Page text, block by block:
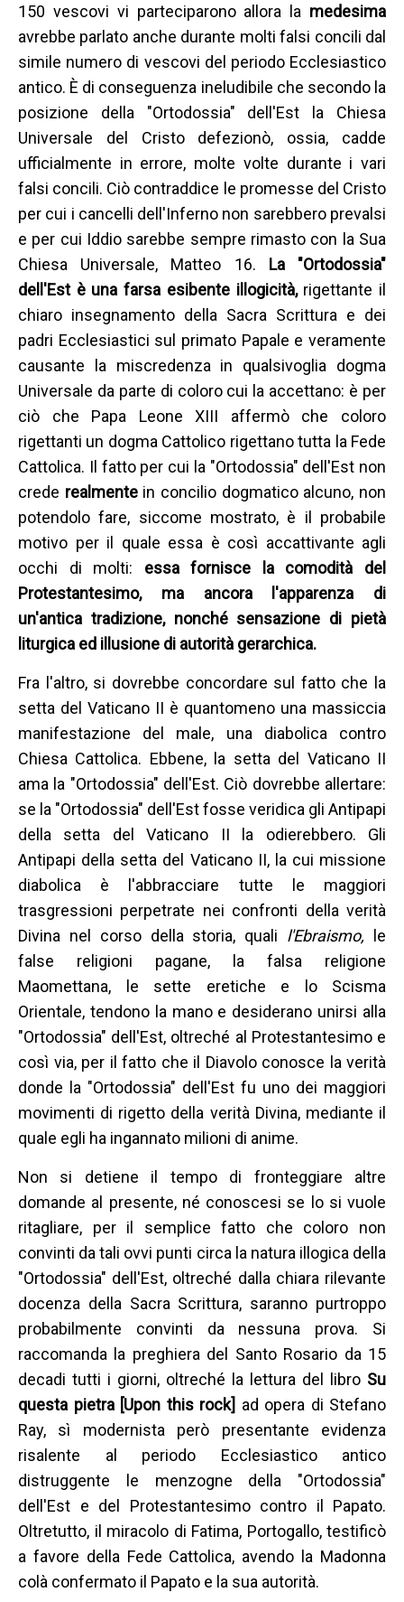
150 vescovi vi parteciparono allora la medesima
avrebbe parlato anche durante molti falsi concili dal
simile numero di vescovi del periodo Ecclesiastico
antico. È di conseguenza ineludibile che secondo la
posizione della "Ortodossia" dell'Est la Chiesa
Universale del Cristo defezionò, ossia, cadde
ufficialmente in errore, molte volte durante i vari
falsi concili. Ciò contraddice le promesse del Cristo
per cui i cancelli dell'Inferno non sarebbero prevalsi
e per cui Iddio sarebbe sempre rimasto con la Sua
Chiesa Universale, Matteo 16. La "Ortodossia"
dell'Est è una farsa esibente illogicità, rigettante il
chiaro insegnamento della Sacra Scrittura e dei
padri Ecclesiastici sul primato Papale e veramente
causante la miscredenza in qualsivoglia dogma
Universale da parte di coloro cui la accettano: è per
ciò che Papa Leone XIII affermò che coloro
rigettanti un dogma Cattolico rigettano tutta la Fede
Cattolica. Il fatto per cui la "Ortodossia" dell'Est non
crede realmente in concilio dogmatico alcuno, non
potendolo fare, siccome mostrato, è il probabile
motivo per il quale essa è così accattivante agli
occhi di molti: essa fornisce la comodità del
Protestantesimo, ma ancora l'apparenza di
un'antica tradizione, nonché sensazione di pietà
liturgica ed illusione di autorità gerarchica.
Fra l'altro, si dovrebbe concordare sul fatto che la
setta del Vaticano II è quantomeno una massiccia
manifestazione del male, una diabolica contro
Chiesa Cattolica. Ebbene, la setta del Vaticano II
ama la "Ortodossia" dell'Est. Ciò dovrebbe allertare:
se la "Ortodossia" dell'Est fosse veridica gli Antipapi
della setta del Vaticano II la odierebbero. Gli
Antipapi della setta del Vaticano II, la cui missione
diabolica è l'abbracciare tutte le maggiori
trasgressioni perpetrate nei confronti della verità
Divina nel corso della storia, quali l'Ebraismo, le
false religioni pagane, la falsa religione
Maomettana, le sette eretiche e lo Scisma
Orientale, tendono la mano e desiderano unirsi alla
"Ortodossia" dell'Est, oltreché al Protestantesimo e
così via, per il fatto che il Diavolo conosce la verità
donde la "Ortodossia" dell'Est fu uno dei maggiori
movimenti di rigetto della verità Divina, mediante il
quale egli ha ingannato milioni di anime.
Non si detiene il tempo di fronteggiare altre
domande al presente, né conoscesi se lo si vuole
ritagliare, per il semplice fatto che coloro non
convinti da tali ovvi punti circa la natura illogica della
"Ortodossia" dell'Est, oltreché dalla chiara rilevante
docenza della Sacra Scrittura, saranno purtroppo
probabilmente convinti da nessuna prova. Si
raccomanda la preghiera del Santo Rosario da 15
decadi tutti i giorni, oltreché la lettura del libro Su
questa pietra [Upon this rock] ad opera di Stefano
Ray, sì modernista però presentante evidenza
risalente al periodo Ecclesiastico antico
distruggente le menzogne della "Ortodossia"
dell'Est e del Protestantesimo contro il Papato.
Oltretutto, il miracolo di Fatima, Portogallo, testificò
a favore della Fede Cattolica, avendo la Madonna
colà confermato il Papato e la sua autorità.